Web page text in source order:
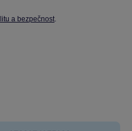
a bezpečnost.